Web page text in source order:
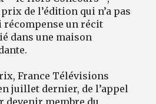
de l’édition qui n’a pas
récompense un récit
dans une maison
France Télévisions
juillet dernier, de l’appel